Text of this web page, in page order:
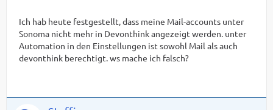
Ich hab heute festgestellt, dass meine Mail-accounts unter
Sonoma nicht mehr in Devonthink angezeigt werden. unter
Automation in den Einstellungen ist sowohl Mail als auch
devonthink berechtigt. ws mache ich falsch?